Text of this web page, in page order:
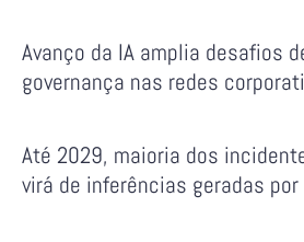
Avanço da IA amplia desafios
governança nas redes
Até 2029, maioria dos
virá de inferências geradas por